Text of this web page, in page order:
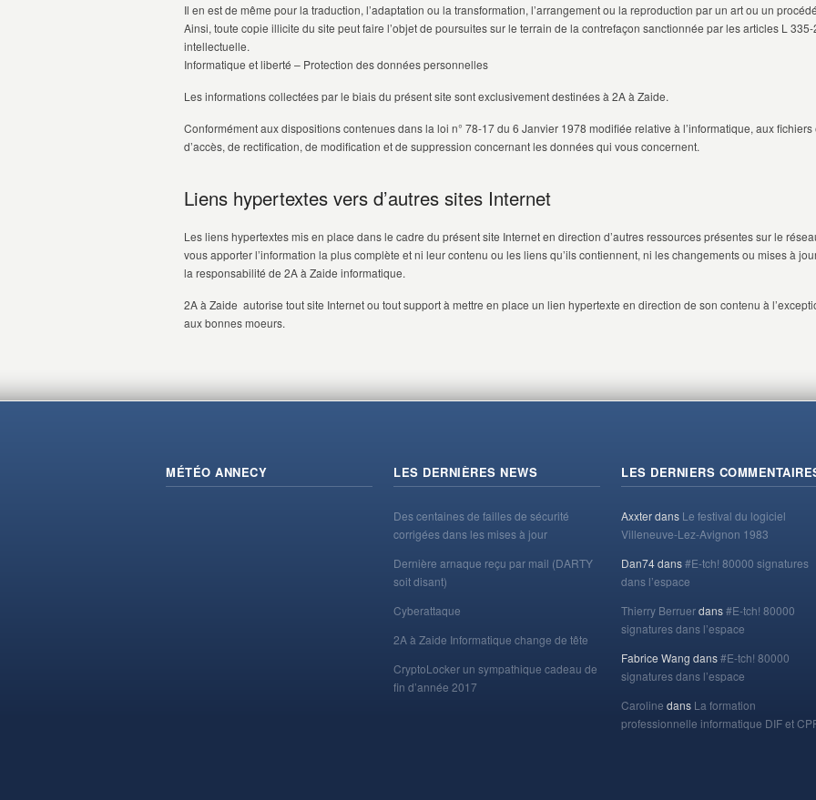
Il en est de même pour la traduction, l’adaptation ou la transformation, l’arrangement ou la reproduction par un art ou un
Ainsi, toute copie illicite du site peut faire l’objet de poursuites sur le terrain de la contrefaçon sanctionnée par les articles L
intellectuelle.
Informatique et liberté – Protection des données personnelles
Les informations collectées par le biais du présent site sont exclusivement destinées à 2A à Zaide.
Conformément aux dispositions contenues dans la loi n° 78-17 du 6 Janvier 1978 modifiée relative à l’informatique, aux
d’accès, de rectification, de modification et de suppression concernant les données qui vous concernent.
Liens hypertextes vers d’autres sites Internet
Les liens hypertextes mis en place dans le cadre du présent site Internet en direction d’autres ressources présentes sur le
vous apporter l’information la plus complète et ni leur contenu ou les liens qu’ils contiennent, ni les changements ou mises à
la responsabilité de 2A à Zaide informatique.
2A à Zaide autorise tout site Internet ou tout support à mettre en place un lien hypertexte en direction de son contenu à
aux bonnes moeurs.
MÉTÉO ANNECY LES DERNIÈRES NEWS
Des centaines de failles de sécurité
corrigées dans les mises à jour
Dernière arnaque reçu par mail (DARTY
soit disant)
Cyberattaque
2A à Zaide Informatique change de tête
CryptoLocker un sympathique cadeau de
fin d’année 2017
LES DERNIERS
Axxterdans Le festival du logiciel
Villeneuve-Lez-Avignon 1983
Dan74dans#E-tch! 80000 signatures
dans l’espace
Thierry Berruerdans#E-tch! 80000
signatures dans l’espace
Fabrice Wang dans#E-tch! 80000
signatures dans l’espace
Caroline dans La formation
professionnelle informatique DIF et